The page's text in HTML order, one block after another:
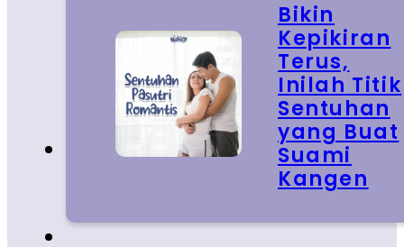
Bikin
Kepikiran
Terus,
Inilah Titik
Sentuhan
yang Buat
Suami
Kangen